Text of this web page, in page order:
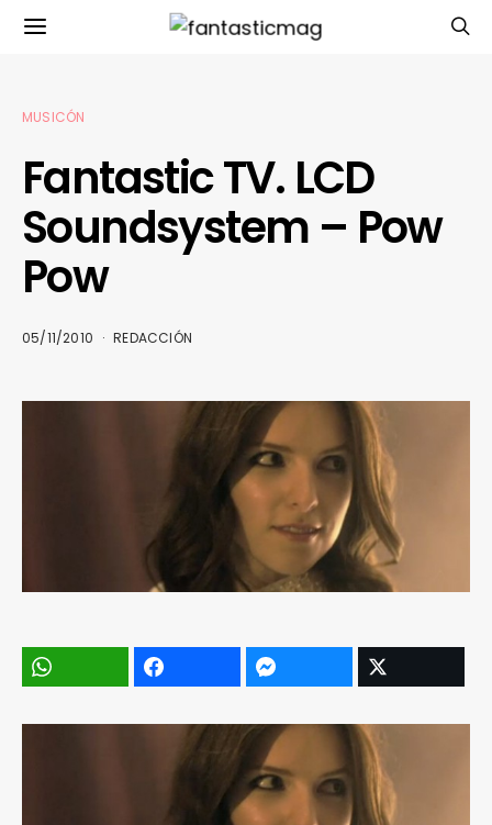
MUSICÓN
Fantastic TV. LCD
Soundsystem – Pow
Pow
05/11/2010 REDACCIÓN